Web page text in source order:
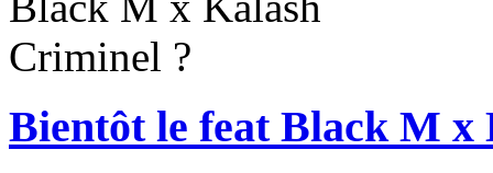
Bientôt le feat Black M